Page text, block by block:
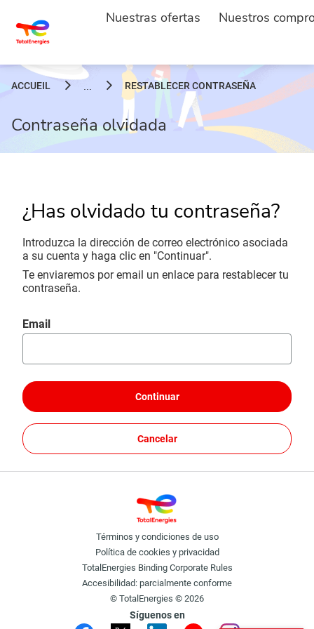
Nuestras ofertas Nuestros
ACCUEIL RESTABLECER CONTRASEÑA
Contraseña olvidada
¿Has olvidado tu contraseña?
Introduzca la dirección de correo electrónico asociada
a su cuenta y haga clic en "Continuar".
Te enviaremos por email un enlace para restablecer tu
contraseña.
Restablecer contraseña con tu email
Email
Continuar
Cancelar
Términos y condiciones de uso
Política de cookies y privacidad
TotalEnergies Binding Corporate Rules
Accesibilidad: parcialmente conforme
© TotalEnergies © 2026
Síguenos en